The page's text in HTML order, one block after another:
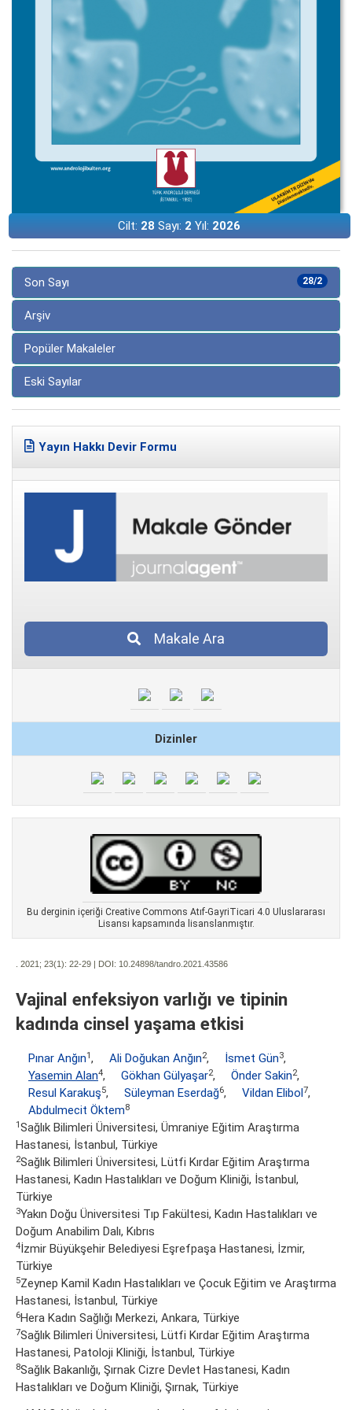
Cilt: 28 Sayı: 2 Yıl: 2026
28/2
Son Sayı
Arşiv
Popüler Makaleler
Eski Sayılar
Yayın Hakkı Devir Formu
Makale Ara
Dizinler
Bu derginin içeriği Creative Commons Atıf-GayriTicari 4.0 Uluslararası
Lisansı kapsamında lisanslanmıştır.
. 2021; 23(1): 22-29 | DOI: 10.24898/tandro.2021.43586
Vajinal enfeksiyon varlığı ve tipinin
kadında cinsel yaşama etkisi
Pınar Anğın1, Ali Doğukan Anğın2, İsmet Gün3,
Yasemin Alan4, Gökhan Gülyaşar2, Önder Sakin2,
Resul Karakuş5, Süleyman Eserdağ6, Vildan Elibol7,
Abdulmecit Öktem8
1Sağlık Bilimleri Üniversitesi, Ümraniye Eğitim Araştırma
Hastanesi, İstanbul, Türkiye
2Sağlık Bilimleri Üniversitesi, Lütfi Kırdar Eğitim Araştırma
Hastanesi, Kadın Hastalıkları ve Doğum Kliniği, İstanbul,
Türkiye
3Yakın Doğu Üniversitesi Tıp Fakültesi, Kadın Hastalıkları ve
Doğum Anabilim Dalı, Kıbrıs
4İzmir Büyükşehir Belediyesi Eşrefpaşa Hastanesi, İzmir,
Türkiye
5Zeynep Kamil Kadın Hastalıkları ve Çocuk Eğitim ve Araştırma
Hastanesi, İstanbul, Türkiye
6Hera Kadın Sağlığı Merkezi, Ankara, Türkiye
7Sağlık Bilimleri Üniversitesi, Lütfi Kırdar Eğitim Araştırma
Hastanesi, Patoloji Kliniği, İstanbul, Türkiye
8Sağlık Bakanlığı, Şırnak Cizre Devlet Hastanesi, Kadın
Hastalıkları ve Doğum Kliniği, Şırnak, Türkiye